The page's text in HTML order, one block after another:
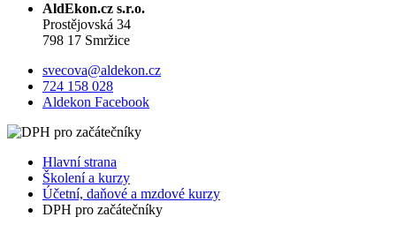
AldEkon.cz s.r.o.
Prostějovská 34
798 17 Smržice
svecova@aldekon.cz
724 158 028
Aldekon Facebook
Hlavní strana
Školení a kurzy
Účetní, daňové a mzdové kurzy
DPH pro začátečníky